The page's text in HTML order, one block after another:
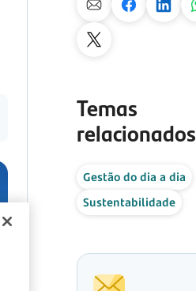
Temas
relacionados
Gestão do dia a dia
Sustentabilidade